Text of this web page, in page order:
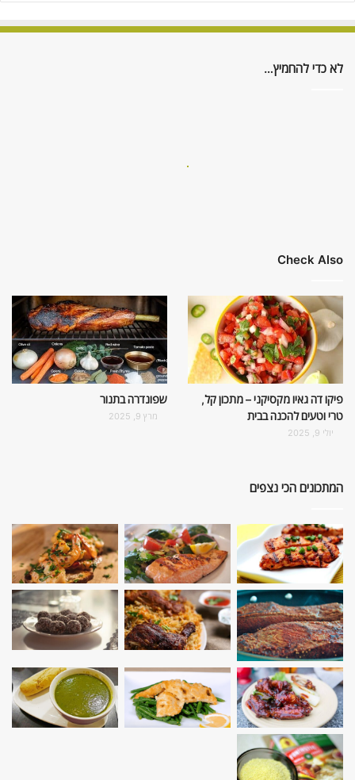
לא כדי להחמיץ…
Check Also
פיקו דה גאיו מקסיקני – מתכון קל,
טרי וטעים להכנה בבית
יולי 9, 2025
שפונדרה בתנור
מרץ 9, 2025
המתכונים הכי נצפים